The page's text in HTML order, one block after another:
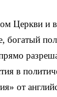
Церкви и
богатый
в
от